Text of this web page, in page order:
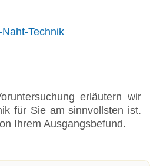
Technik
erläutern wir
für Sie am sinnvollsten ist.
Ihrem Ausgangsbefund.